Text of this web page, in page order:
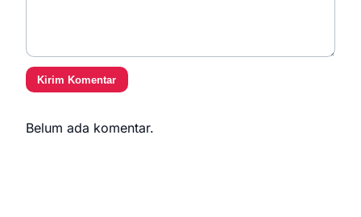
Kirim Komentar
Belum ada komentar.